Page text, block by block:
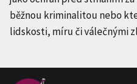
běžnou kriminalitou nebo
lidskosti, míru či válečnými